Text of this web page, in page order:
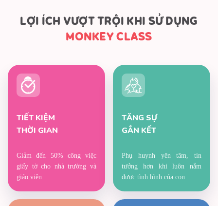
LỢI ÍCH VƯỢT TRỘI KHI SỬ DỤNG
MONKEY CLASS
TIẾT KIỆM
THỜI GIAN
Giảm đến 50% công việc
giấy tờ cho nhà trường và
giáo viên
TĂNG SỰ
GẮN KẾT
Phụ huynh yên tâm, tin
tưởng hơn khi luôn nắm
được tình hình của con